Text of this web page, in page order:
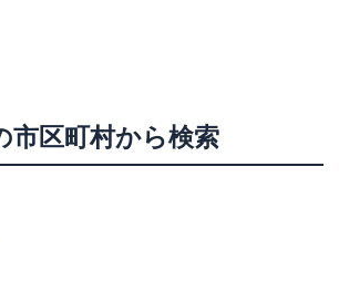
市区町村から検索